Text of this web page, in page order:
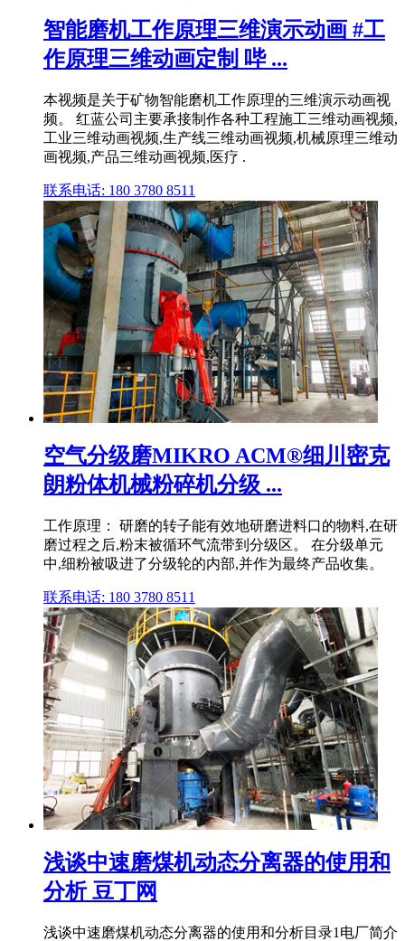
智能磨机工作原理三维演示动画 #工
作原理三维动画定制 哔 ...
本视频是关于矿物智能磨机工作原理的三维演示动画视
频。 红蓝公司主要承接制作各种工程施工三维动画视频,
工业三维动画视频,生产线三维动画视频,机械原理三维动
画视频,产品三维动画视频,医疗 .
联系电话: 180 3780 8511
空气分级磨MIKRO ACM®细川密克
朗粉体机械粉碎机分级 ...
工作原理： 研磨的转子能有效地研磨进料口的物料,在研
磨过程之后,粉末被循环气流带到分级区。 在分级单元
中,细粉被吸进了分级轮的内部,并作为最终产品收集。
联系电话: 180 3780 8511
浅谈中速磨煤机动态分离器的使用和
分析 豆丁网
浅谈中速磨煤机动态分离器的使用和分析目录1电厂简介